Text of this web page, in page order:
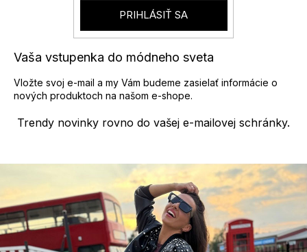
Trendy novinky rovno do vašej e-mailovej schránky.
Vaša vstupenka do módneho sveta
Vložte svoj e-mail a my Vám budeme zasielať informácie o
nových produktoch na našom e-shope.
PRIHLÁSIŤ SA